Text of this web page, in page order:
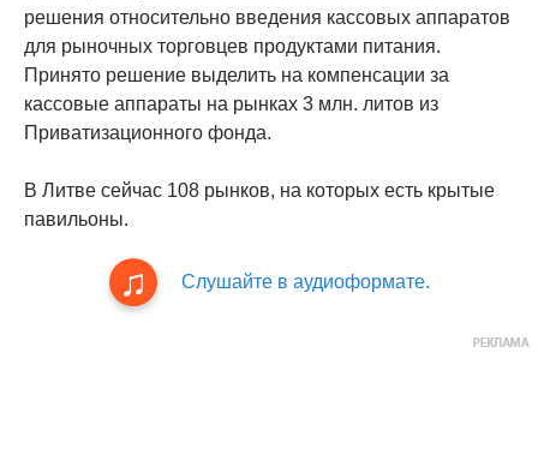
решения относительно введения кассовых аппаратов
для рыночных торговцев продуктами питания.
Принято решение выделить на компенсации за
кассовые аппараты на рынках 3 млн. литов из
Приватизационного фонда.
В Литве сейчас 108 рынков, на которых есть крытые
павильоны.
Слушайте в аудиоформате.